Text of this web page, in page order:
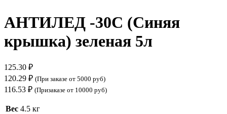
АНТИЛЕД -30С (Синяя
крышка) зеленая 5л
125.30 ₽
120.29 ₽ (При заказе от 5000 руб)
116.53 ₽ (Призаказе от 10000 руб)
Вес 4.5 кг